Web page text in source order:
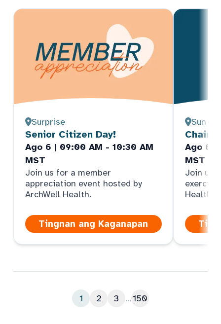
Surprise
Senior Citizen Day!
Ago 6 | 09:00 AM - 10:30 AM
MST
Join us for a member
appreciation event hosted by
ArchWell Health.
Tingnan ang Kaganapan
Sun
Chair
Ago 6 |
MST
Join us
Health
1 2 3 ...150